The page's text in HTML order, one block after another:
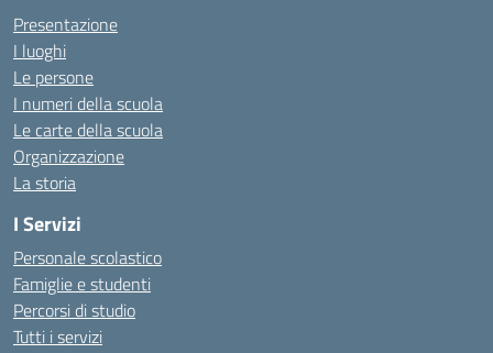
Presentazione
I luoghi
Le persone
I numeri della scuola
Le carte della scuola
Organizzazione
La storia
I Servizi
Personale scolastico
Famiglie e studenti
Percorsi di studio
Tutti i servizi